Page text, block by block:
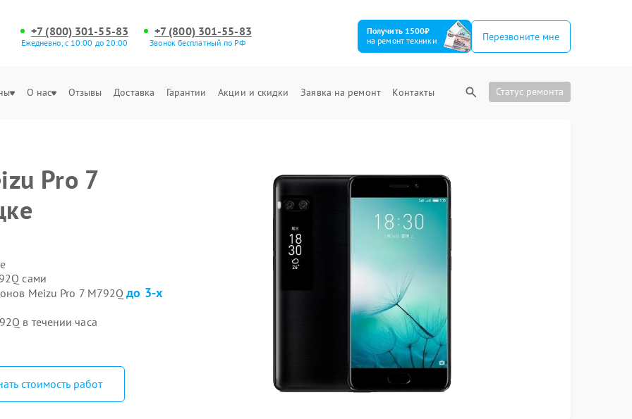
+7 (800) 301-55-83
Ежедневно, с 10:00 до 20:00
+7 (800) 301-55-83
Звонок бесплатный по РФ
Получить 1500₽
на ремонт техники
Перезвоните мне
О нас Отзывы Доставка Гарантии Акции и скидки Заявка на ремонт Контакты Статус ремонта
Pro 7
сами
Meizu Pro 7 M792Qдо 3-х
в течении часа
стоимость работ